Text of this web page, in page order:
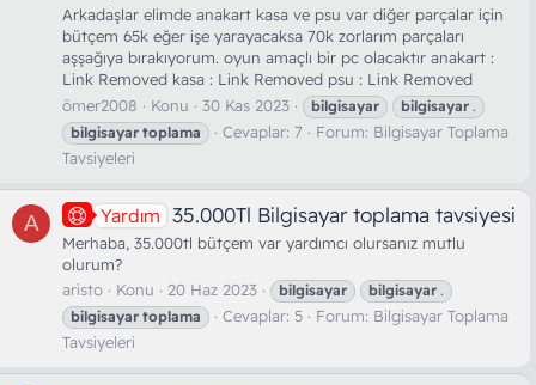
Arkadaşlar elimde anakart kasa ve psu var diğer parçalar için
bütçem 65k eğer işe yarayacaksa 70k zorlarım parçaları
aşşağıya bırakıyorum. oyun amaçlı bir pc olacaktır anakart :
Link Removed kasa : Link Removed psu : Link Removed
ömer2008
Konu 30 Kas 2023 bilgisayar bilgisayar .
bilgisayar toplama Cevaplar: 7 Forum: Bilgisayar Toplama
Tavsiyeleri
A Yardım 35.000Tl Bilgisayar toplama tavsiyesi
Merhaba, 35.000tl bütçem var yardımcı olursanız mutlu
olurum?
aristo
Konu 20 Haz 2023 bilgisayar bilgisayar .
bilgisayar toplama Cevaplar: 5 Forum: Bilgisayar Toplama
Tavsiyeleri